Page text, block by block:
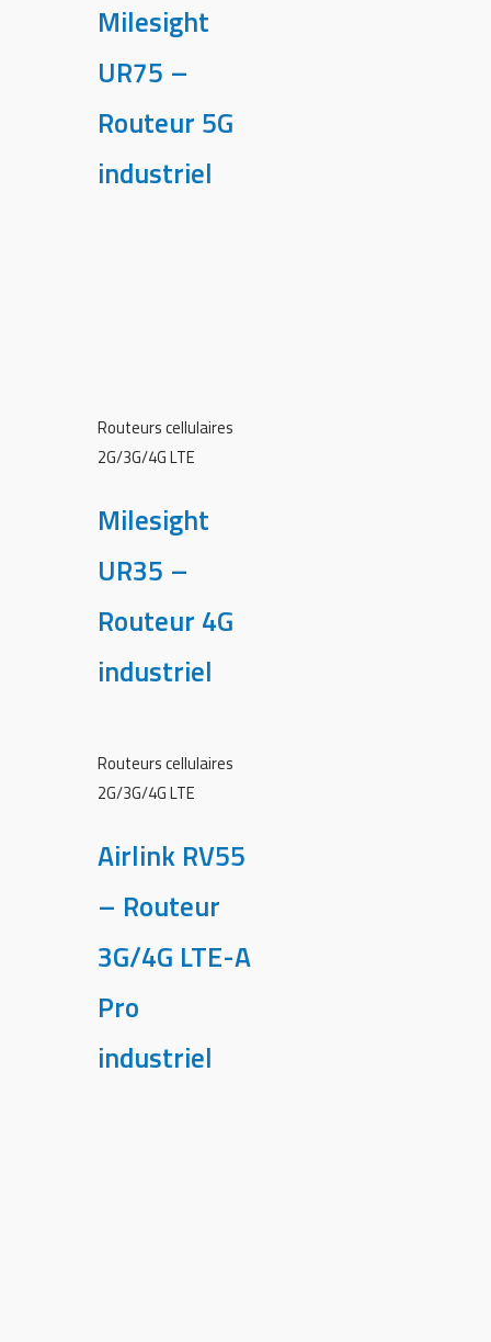
Milesight
UR75 –
Routeur 5G
industriel
Routeurs cellulaires
2G/3G/4G LTE
Milesight
UR35 –
Routeur 4G
industriel
Routeurs cellulaires
2G/3G/4G LTE
Airlink RV55
– Routeur
3G/4G LTE-A
Pro
industriel